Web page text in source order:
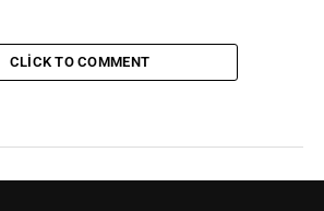
CLICK TO COMMENT